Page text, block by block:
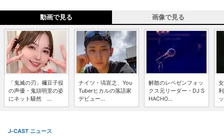
動画で見る 画像で見る
「鬼滅の刃」禰豆子役
の声優・鬼頭明里の姿
にネット騒然 ...
ナイツ・塙宣之、You
Tuberヒカルの落語家
デビュー...
解散のレペゼンフォッ
クス元リーダー・DJ S
HACHO...
J-CAST ニュース